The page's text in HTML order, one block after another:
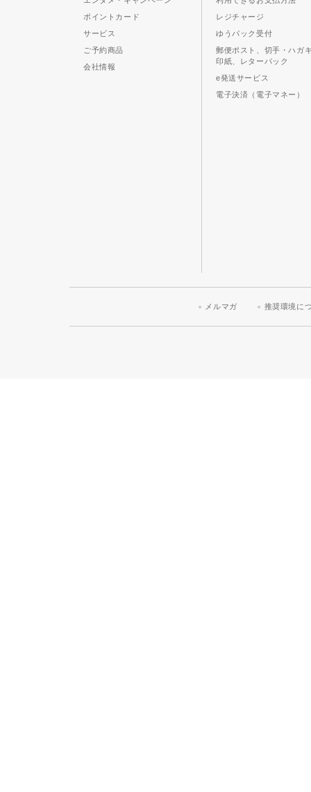
ポイントカード
サービス
ご予約商品
会社情報
レジチャージ
ゆうパック受付
郵便ポスト、切手・ハガ
印紙、レターパック
e発送サービス
電子決済（電子マネー）
メルマガ 推奨環境に